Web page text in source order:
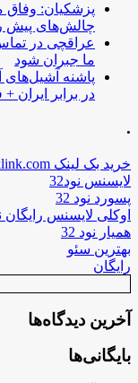
پزشکیان: وفاق
چالش‌های پیش
عراقچی در
ما جبران شود
پاشنه آشیل‌های
در برابر ایران +
.
خرید بک لینک behtarinbacklink.com
لایسنس نود32
پسورد نود 32
اوکلی لایسنس رایگان
همیار نود 32
بهترین سئو
رایگان
آخرین دیدگاه‌ها
بایگانی‌ها